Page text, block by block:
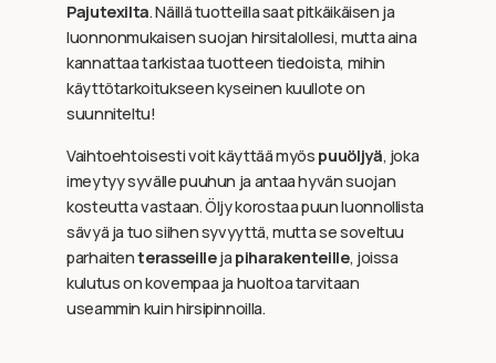
Pajutexilta. Näillä tuotteilla saat pitkäikäisen ja
luonnonmukaisen suojan hirsitalollesi, mutta aina
kannattaa tarkistaa tuotteen tiedoista, mihin
käyttötarkoitukseen kyseinen kuullote on
suunniteltu!
Vaihtoehtoisesti voit käyttää myös puuöljyä, joka
imeytyy syvälle puuhun ja antaa hyvän suojan
kosteutta vastaan. Öljy korostaa puun luonnollista
sävyä ja tuo siihen syvyyttä, mutta se soveltuu
parhaitenterasseilleja piharakenteille, joissa
kulutus on kovempaa ja huoltoa tarvitaan
useammin kuin hirsipinnoilla.